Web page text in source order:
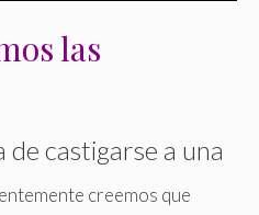
las
castigarse a una
creemos que